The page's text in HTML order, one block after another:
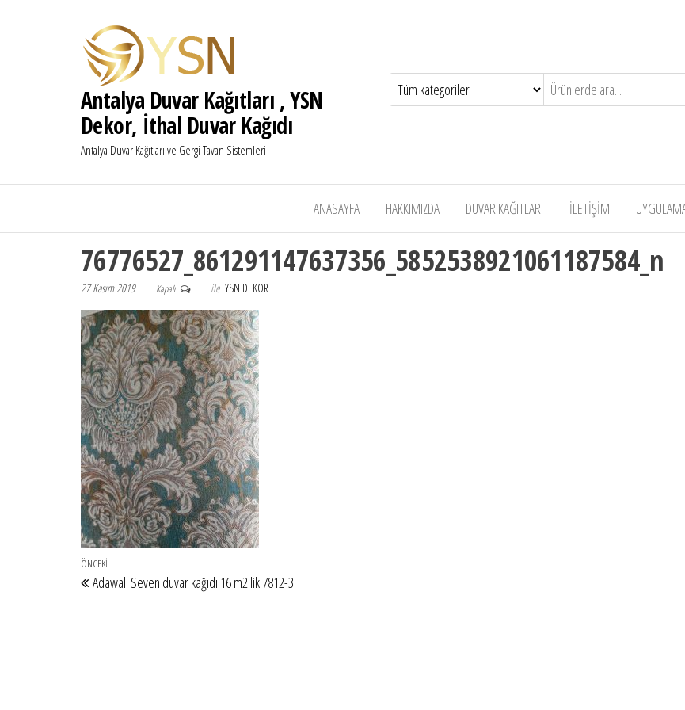
Antalya Duvar Kağıtları , YSN
Dekor, İthal Duvar Kağıdı
Antalya Duvar Kağıtları ve Gergi Tavan Sistemleri
ANASAYFA HAKKIMIZDA DUVAR KAĞITLARI İLETİŞİM
76776527_861291147637356_5852538921061187584_n
27 Kasım 2019 Kapalı ile YSN DEKOR
Yazı gezinmesi
Önceki Yazı
ÖNCEKI
Adawall Seven duvar kağıdı 16 m2 lik 7812-3